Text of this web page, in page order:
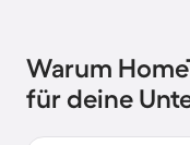
Warum
für deine